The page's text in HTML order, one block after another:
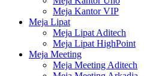
Meja Kantor VIP
Meja Lipat
Meja Lipat Aditech
Meja Lipat HighPoint
Meja Meeting
Meja Meeting Aditech